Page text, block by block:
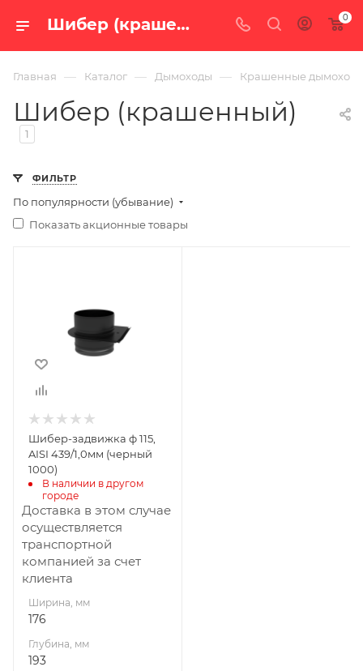
Шибер (крашенный) — купить в Екатеринбурге по цене от 3 160 руб. с доставкой по России в интернет-магазине «100 печей.ру» 0
Главная — Каталог — Дымоходы — Крашенные
Шибер (крашенный)
1
ФИЛЬТР
По популярности (убывание)
Показать акционные товары
Глубина, мм
Высота, мм
150
Материал
Нержавеющая
сталь
Шибер-задвижка ф 115,
AISI 439/1,0мм (черный
1000)
В наличии в другом
городе
Доставка в этом случае
осуществляется
транспортной
компанией за счет
клиента
Ширина, мм
176
Глубина, мм
193